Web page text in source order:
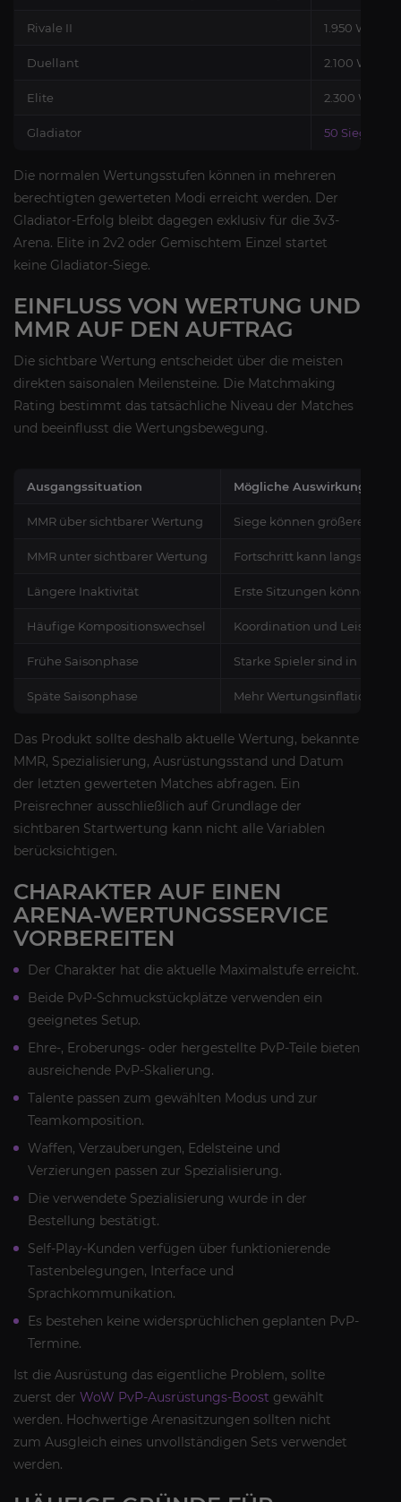
Rivale II 1.950
Duellant 2.100
Elite 2.300
Gladiator 50 Siege in
Die normalen Wertungsstufen können in mehreren
berechtigten gewerteten Modi erreicht werden. Der
Gladiator-Erfolg bleibt dagegen exklusiv für die 3v3-
Arena. Elite in 2v2 oder Gemischtem Einzel startet
keine Gladiator-Siege.
EINFLUSS VON WERTUNG UND
MMR AUF DEN AUFTRAG
Die sichtbare Wertung entscheidet über die meisten
direkten saisonalen Meilensteine. Die Matchmaking
Rating bestimmt das tatsächliche Niveau der Matches
und beeinflusst die Wertungsbewegung.
Ausgangssituation Mögliche Auswirkung
MMR über sichtbarer Wertung Siege können größere
MMR unter sichtbarer Wertung Fortschritt kann langsamer
Längere Inaktivität Erste Sitzungen können
Häufige Kompositionswechsel Koordination und Leistung
Frühe Saisonphase Starke Spieler sind in
Späte Saisonphase Mehr Wertungsinflation ist
Das Produkt sollte deshalb aktuelle Wertung, bekannte
MMR, Spezialisierung, Ausrüstungsstand und Datum
der letzten gewerteten Matches abfragen. Ein
Preisrechner ausschließlich auf Grundlage der
sichtbaren Startwertung kann nicht alle Variablen
berücksichtigen.
CHARAKTER AUF EINEN
ARENA-WERTUNGSSERVICE
VORBEREITEN
Der Charakter hat die aktuelle Maximalstufe erreicht.
Beide PvP-Schmuckstückplätze verwenden ein
geeignetes Setup.
Ehre-, Eroberungs- oder hergestellte PvP-Teile bieten
ausreichende PvP-Skalierung.
Talente passen zum gewählten Modus und zur
Teamkomposition.
Waffen, Verzauberungen, Edelsteine und
Verzierungen passen zur Spezialisierung.
Die verwendete Spezialisierung wurde in der
Bestellung bestätigt.
Self-Play-Kunden verfügen über funktionierende
Tastenbelegungen, Interface und
Sprachkommunikation.
Es bestehen keine widersprüchlichen geplanten PvP-
Termine.
Ist die Ausrüstung das eigentliche Problem, sollte
zuerst der WoW PvP-Ausrüstungs-Boost gewählt
werden. Hochwertige Arenasitzungen sollten nicht
zum Ausgleich eines unvollständigen Sets verwendet
werden.